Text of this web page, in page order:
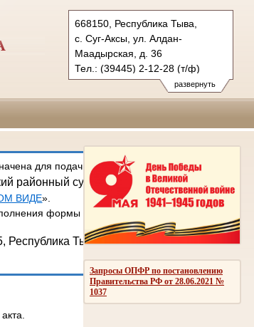
развернуть
668150, Республика Тыва,
с. Суг-Аксы, ул. Алдан-
Маадырская, д. 36
Тел.: (39445) 2-12-28 (т/ф)
sut-holskiy.tva@sudrf.ru
Запросы ОПФР по постановлению
Правительства РФ от 28.06.2021 №
1037
для подачи процессуальных документов.
районный суд Республики Тывачерез раздел
ВИДЕ».
формы в разделе «Обращения граждан»
Республика Тыва, Сут-Хольский район, с.